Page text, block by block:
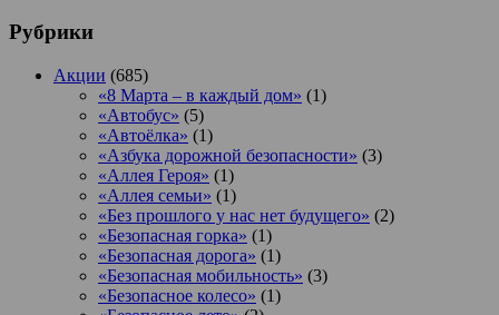
Рубрики
Акции (685)
«8 Марта – в каждый дом» (1)
«Автобус» (5)
«Автоёлка» (1)
«Азбука дорожной безопасности» (3)
«Аллея Героя» (1)
«Аллея семьи» (1)
«Без прошлого у нас нет будущего» (2)
«Безопасная горка» (1)
«Безопасная дорога» (1)
«Безопасная мобильность» (3)
«Безопасное колесо» (1)